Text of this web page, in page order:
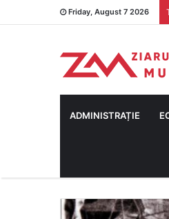
Friday, August 7 2026
ADMINISTRAȚIE